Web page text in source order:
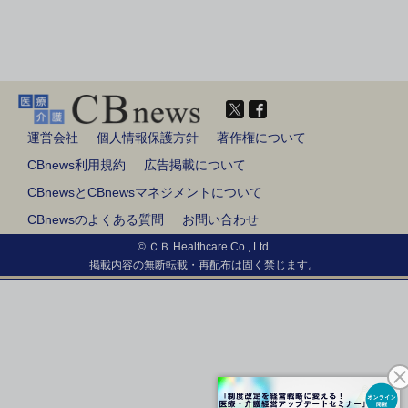
運営会社 個人情報保護方針
著作権について
CBnews利用規約
広告掲載について
CBnewsとCBnewsマネジメントについて
CBnewsのよくある質問
お問い合わせ
© ＣＢ Healthcare Co., Ltd.
掲載内容の無断転載・再配布は固く禁じます。